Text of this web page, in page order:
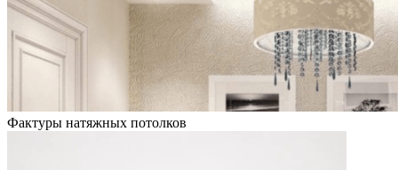
Фактуры натяжных потолков